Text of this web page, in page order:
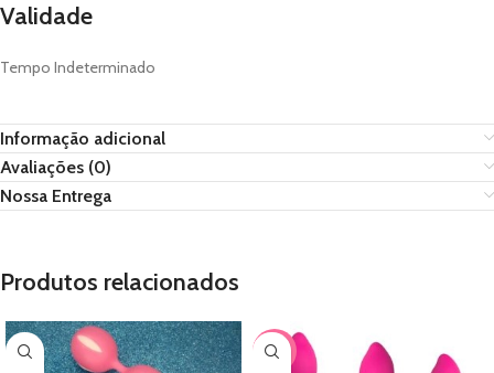
Validade
Tempo Indeterminado
Informação adicional
Avaliações (0)
Nossa Entrega
Produtos relacionados
-33%